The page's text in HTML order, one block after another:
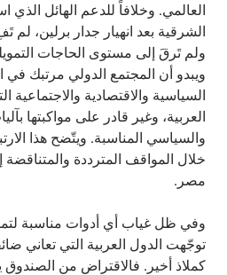
العالمي. وخلافاً للدعم الهائل الذي
الشرقية بعد انهيار جدار برلين،
ولم تَرقَ إلى مستوى الحاجات
ويبدو أن المجتمع الدولي مرتبك في
السياسية والاقتصادية والاجتماعية
العربية، وغير قادر على مواكبتها
والسياسي المناسبة. ويتّضح هذا
خلال المواقف المترددة والمتناقضة
مصر.
وفي ظل غياب أي أدوات مناسبة
توجّهت الدول العربية التي تعاني
كملاذ أخير. فالاقتراض من الصندوق